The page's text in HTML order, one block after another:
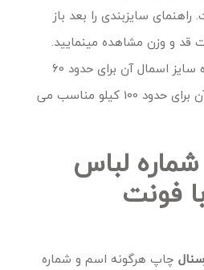
سایزبندی را بعد باز
و وزن مشاهده مینمایید.
قواره این لباس بزرگ بوده سایز اسمال آن برای حدود 60
کیلو و سایز ایکس لارج آن برای حدود 100 کیلو مناسب می
لباس
فونت
چاپ هرگونه اسم و شماره